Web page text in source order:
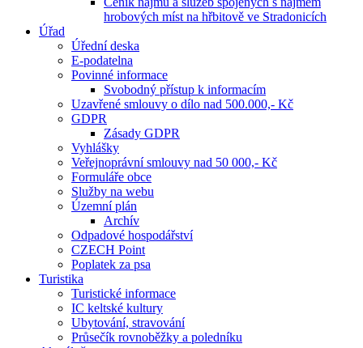
hrobových míst na hřbitově ve Stradonicích
Úřad
Úřední deska
E-podatelna
Povinné informace
Svobodný přístup k informacím
Uzavřené smlouvy o dílo nad 500.000,- Kč
GDPR
Zásady GDPR
Vyhlášky
Veřejnoprávní smlouvy nad 50 000,- Kč
Formuláře obce
Služby na webu
Územní plán
Archív
Odpadové hospodářství
CZECH Point
Poplatek za psa
Turistika
Turistické informace
IC keltské kultury
Ubytování, stravování
Průsečík rovnoběžky a poledníku